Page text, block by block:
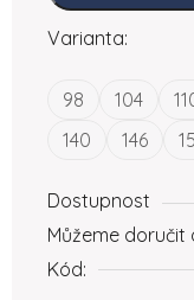
Varianta:
98 104
140
146
Dostupnost
Můžeme doručit
Kód: